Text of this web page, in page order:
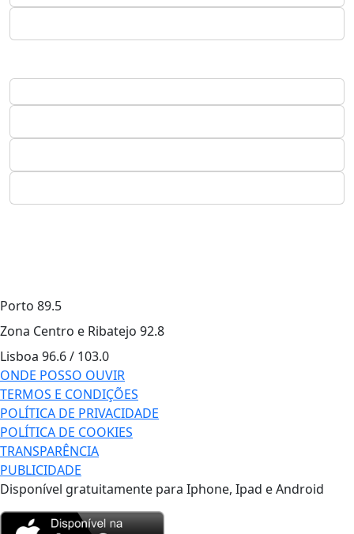
Porto 89.5
Zona Centro e Ribatejo 92.8
Lisboa 96.6 / 103.0
ONDE POSSO OUVIR
TERMOS E CONDIÇÕES
POLÍTICA DE PRIVACIDADE
POLÍTICA DE COOKIES
TRANSPARÊNCIA
PUBLICIDADE
Disponível gratuitamente para Iphone, Ipad e Android